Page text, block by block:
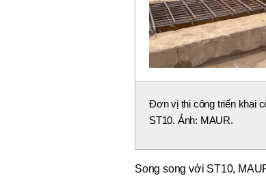
Đơn vị thi công triển khai
ST10. Ảnh: MAUR.
Song song với ST10,